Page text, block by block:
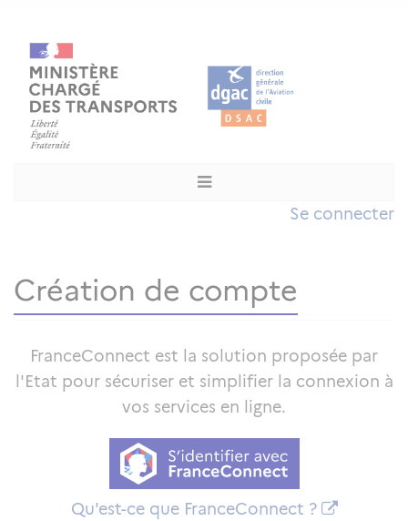
Se connecter
Création de compte
FranceConnect est la solution proposée par
l'Etat pour sécuriser et simplifier la connexion à
vos services en ligne.
Qu'est-ce que FranceConnect ?